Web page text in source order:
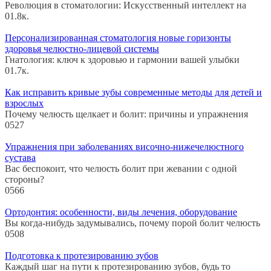
Революция в стоматологии: Искусственный интеллект на
01.8к.
Персонализированная стоматология новые горизонты
здоровья челюстно-лицевой системы
Гнатология: ключ к здоровью и гармонии вашей улыбки
01.7к.
Как исправить кривые зубы современные методы для детей и
взрослых
Почему челюсть щелкает и болит: причины и упражнения
0527
Упражнения при заболеваниях височно-нижечелюстного
сустава
Вас беспокоит, что челюсть болит при жевании с одной
стороны?
0566
Ортодонтия: особенности, виды лечения, оборудование
Вы когда-нибудь задумывались, почему порой болит челюсть
0508
Подготовка к протезированию зубов
Каждый шаг на пути к протезированию зубов, будь то